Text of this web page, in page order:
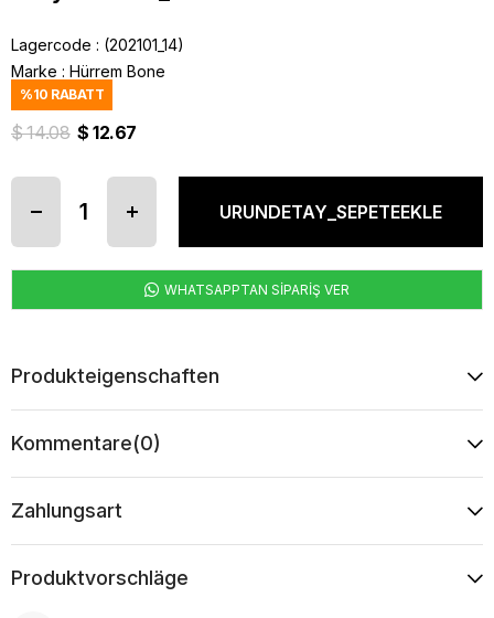
Lagercode
(202101_14)
Marke : Hürrem Bone
%10 RABATT
$ 14.08 $ 12.67
WHATSAPPTAN SİPARİŞ VER
Produkteigenschaften
Kommentare(0)
Zahlungsart
Produktvorschläge